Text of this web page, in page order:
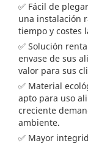
✅ Fácil de
una instalación
tiempo y costes
✅ Solución
envase de sus
valor para sus
✅ Material
apto para uso
creciente
ambiente.
✅ Mayor